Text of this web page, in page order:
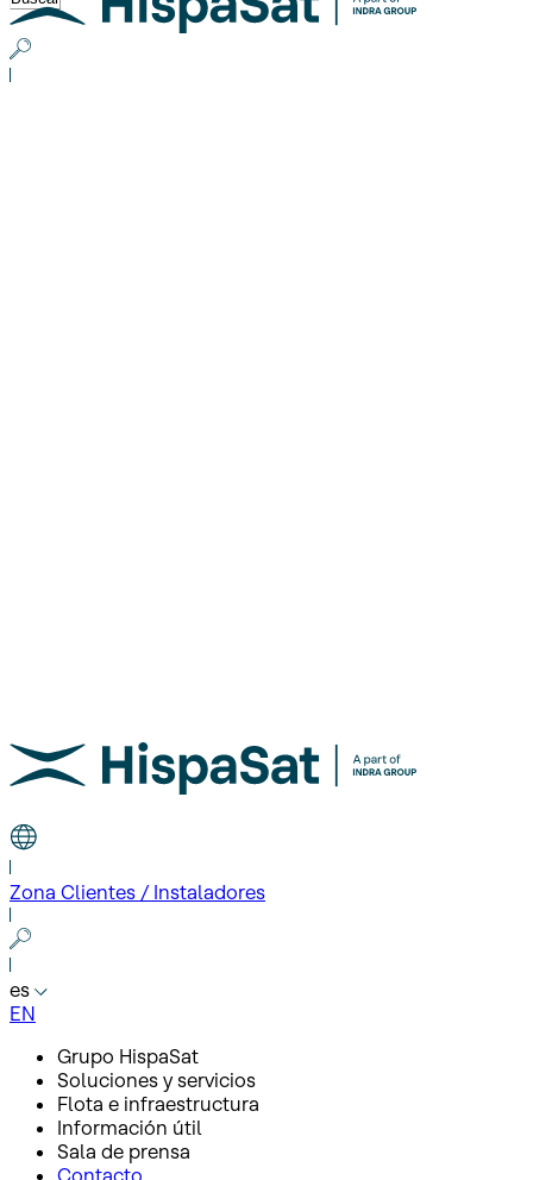
Zona Clientes / Instaladores
es
EN
Grupo HispaSat
Soluciones y servicios
Flota e infraestructura
Información útil
Sala de prensa
Contacto